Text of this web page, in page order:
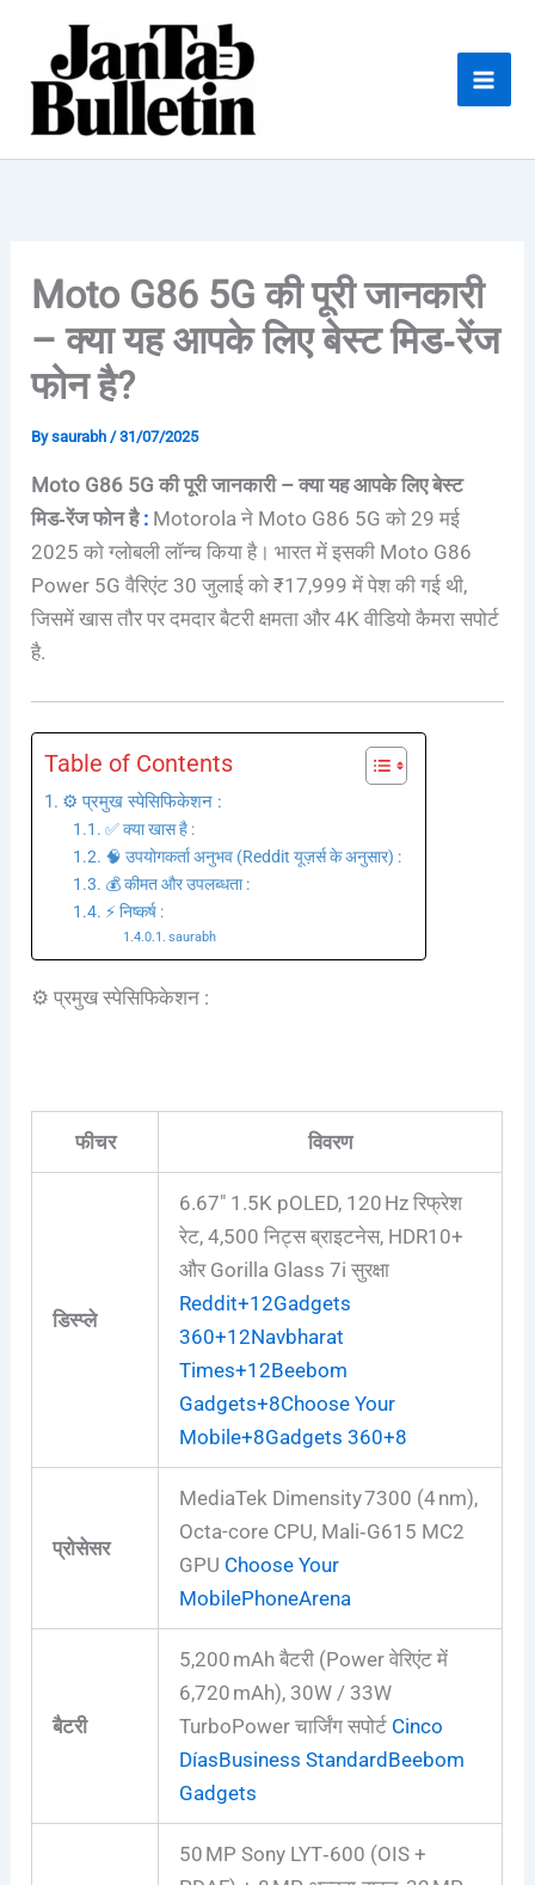
content
Moto G86 5G की पूरी जानकारी
– क्या यह आपके लिए बेस्ट मिड‑रेंज
फोन है?
Bysaurabh /31/07/2025
Moto G86 5G की पूरी जानकारी – क्या यह आपके लिए बेस्ट
मिड‑रेंज फोन है : Motorola ने Moto G86 5G को 29 मई
2025 को ग्लोबली लॉन्च किया है। भारत में इसकी Moto G86
Power 5G वैरिएंट 30 जुलाई को ₹17,999 में पेश की गई थी,
जिसमें खास तौर पर दमदार बैटरी क्षमता और 4K वीडियो कैमरा सपोर्ट
है.
Table of Contents
⚙️ प्रमुख स्पेसिफिकेशन :
✅ क्या खास है :
🧠 उपयोगकर्ता अनुभव (Reddit यूज़र्स के अनुसार) :
💰 कीमत और उपलब्धता :
⚡ निष्कर्ष :
saurabh
⚙️ प्रमुख स्पेसिफिकेशन :
फीचर विवरण
डिस्प्ले
6.67″ 1.5K pOLED, 120 Hz रिफ्रेश
रेट, 4,500 निट्स ब्राइटनेस, HDR10+
और Gorilla Glass 7i सुरक्षा
Reddit+12Gadgets
360+12Navbharat
Times+12Beebom
Gadgets+8Choose Your
Mobile+8Gadgets 360+8
प्रोसेसर
MediaTek Dimensity 7300 (4 nm),
Octa-core CPU, Mali‑G615 MC2
GPU Choose Your
MobilePhoneArena
बैटरी
5,200 mAh बैटरी (Power वेरिएंट में
6,720 mAh), 30W / 33W
TurboPower चार्जिंग सपोर्ट Cinco
DíasBusiness StandardBeebom
Gadgets
50 MP Sony LYT‑600 (OIS +